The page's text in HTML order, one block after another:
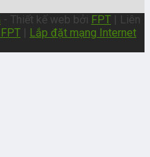
- Thiết kế web bởi FPT | Liên
Lắp đặt mạng Internet